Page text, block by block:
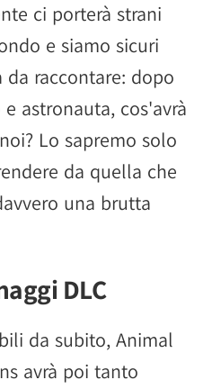
ci porterà strani
e siamo sicuri
da raccontare: dopo
astronauta, cos'avrà
Lo sapremo solo
da quella che
una brutta
DLC
da subito, Animal
avrà poi tanto